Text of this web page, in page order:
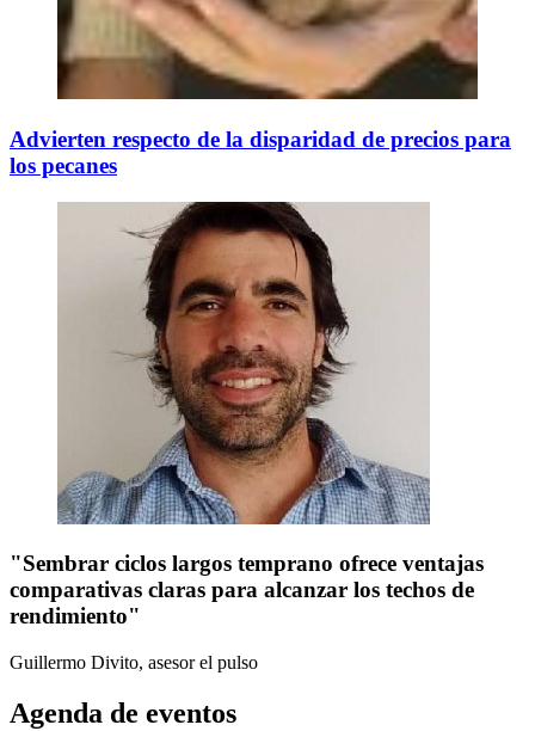
Advierten respecto de la disparidad de precios para
los pecanes
"Sembrar ciclos largos temprano ofrece ventajas
comparativas claras para alcanzar los techos de
rendimiento"
Guillermo Divito, asesor el pulso
Agenda de eventos